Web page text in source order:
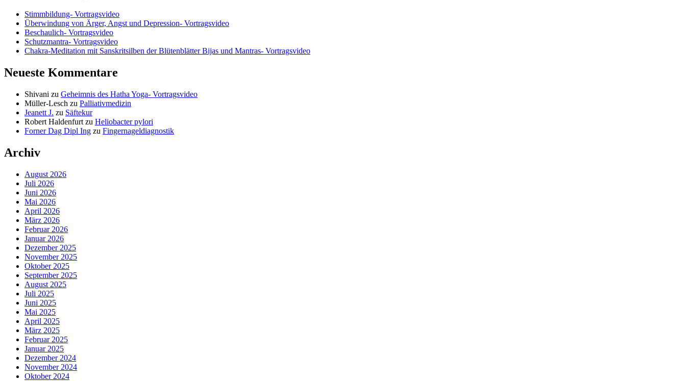
Stimmbildung- Vortragsvideo
Überwindung von Ärger, Angst und Depression- Vortragsvideo
Beschaulich- Vortragsvideo
Schutzmantra- Vortragsvideo
Chakra-Meditation mit Sanskritsilben der Blütenblätter Bijas und Mantras- Vortragsvideo
Neueste Kommentare
Shivani zu Geheimnis des Hatha Yoga- Vortragsvideo
Müller-Lesch zu Palliativmedizin
Jeanett J. zu Säftekur
Robert Haldenfurt zu Heliobacter pylori
Forner Dag Dipl Ing zu Fingernageldiagnostik
Archiv
August 2026
Juli 2026
Juni 2026
Mai 2026
April 2026
März 2026
Februar 2026
Januar 2026
Dezember 2025
November 2025
Oktober 2025
September 2025
August 2025
Juli 2025
Juni 2025
Mai 2025
April 2025
März 2025
Februar 2025
Januar 2025
Dezember 2024
November 2024
Oktober 2024